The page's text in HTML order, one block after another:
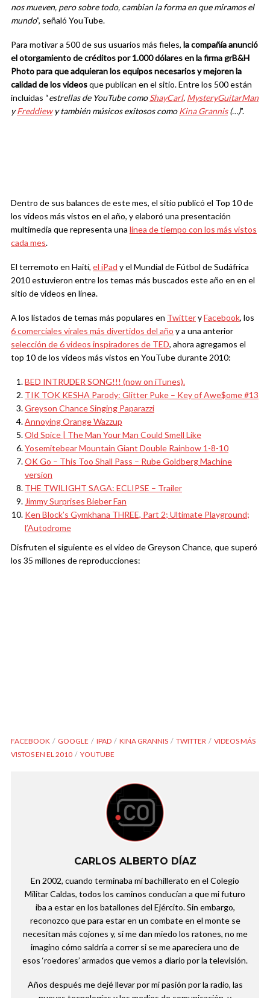
nos mueven, pero sobre todo, cambian la forma en que miramos el
mundo”, señaló YouTube.
Para motivar a 500 de sus usuarios más fieles, la compañía anunció
el otorgamiento de créditos por 1.000 dólares en la firma grB&H
Photo para que adquieran los equipos necesarios y mejoren la
calidad de los videosque publican en el sitio. Entre los 500 están
incluidas “estrellas de YouTube comoShayCarl, MysteryGuitarMan
yFreddiewy también músicos exitosos comoKina Grannis(…)”.
Dentro de sus balances de este mes, el sitio publicó el Top 10 de
los videos más vistos en el año, y elaboró una presentación
multimedia que representa una línea de tiempo con los más vistos
cada mes.
El terremoto en Haití, el iPad y el Mundial de Fútbol de Sudáfrica
2010 estuvieron entre los temas más buscados este año en en el
sitio de videos en línea.
A los listados de temas más populares en TwitteryFacebook, los
6 comerciales virales más divertidos del año y a una anterior
selección de 6 videos inspiradores de TED, ahora agregamos el
top 10 de los videos más vistos en YouTube durante 2010:
BED INTRUDER SONG!!! (now on iTunes).
TIK TOK KESHA Parody: Glitter Puke – Key of Awe$ome #13
Greyson Chance Singing Paparazzi
Annoying Orange Wazzup
Old Spice | The Man Your Man Could Smell Like
Yosemitebear Mountain Giant Double Rainbow 1-8-10
OK Go – This Too Shall Pass – Rube Goldberg Machine
version
THE TWILIGHT SAGA: ECLIPSE – Trailer
Jimmy Surprises Bieber Fan
Ken Block’s Gymkhana THREE, Part 2; Ultimate Playground;
l’Autodrome
Disfruten el siguiente es el video de Greyson Chance, que superó
los 35 millones de reproducciones:
FACEBOOK GOOGLE IPAD KINA GRANNIS TWITTER
VIDEOS MÁS
VISTOS EN EL 2010
YOUTUBE
CARLOS ALBERTO DÍAZ
En 2002, cuando terminaba mi bachillerato en el Colegio
Militar Caldas, todos los caminos conducían a que mi futuro
iba a estar en los batallones del Ejército. Sin embargo,
reconozco que para estar en un combate en el monte se
necesitan más cojones y, si me dan miedo los ratones, no me
imagino cómo saldría a correr si se me apareciera uno de
esos ‘roedores’ armados que vemos a diario por la televisión.
Años después me dejé llevar por mi pasión por la radio, las